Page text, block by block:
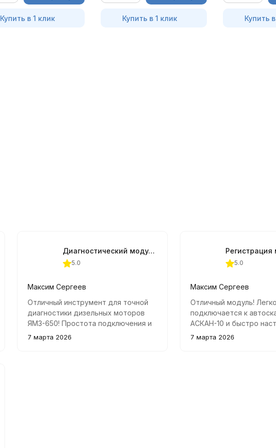
Купить в 1 клик Купить в 1 клик Купить
Диагностический модуль EDC7.650 для АСКАН-10
5.0
Максим Сергеев
Отличный инструмент для точной
диагностики дизельных моторов
ЯМЗ-650! Простота подключения и
высокая точность данных
7 марта 2026
5.0
Максим Сергеев
Отличный модуль! Легко
подключается к
АСКАН-10 и быстро
панель приборов
7 марта 2026